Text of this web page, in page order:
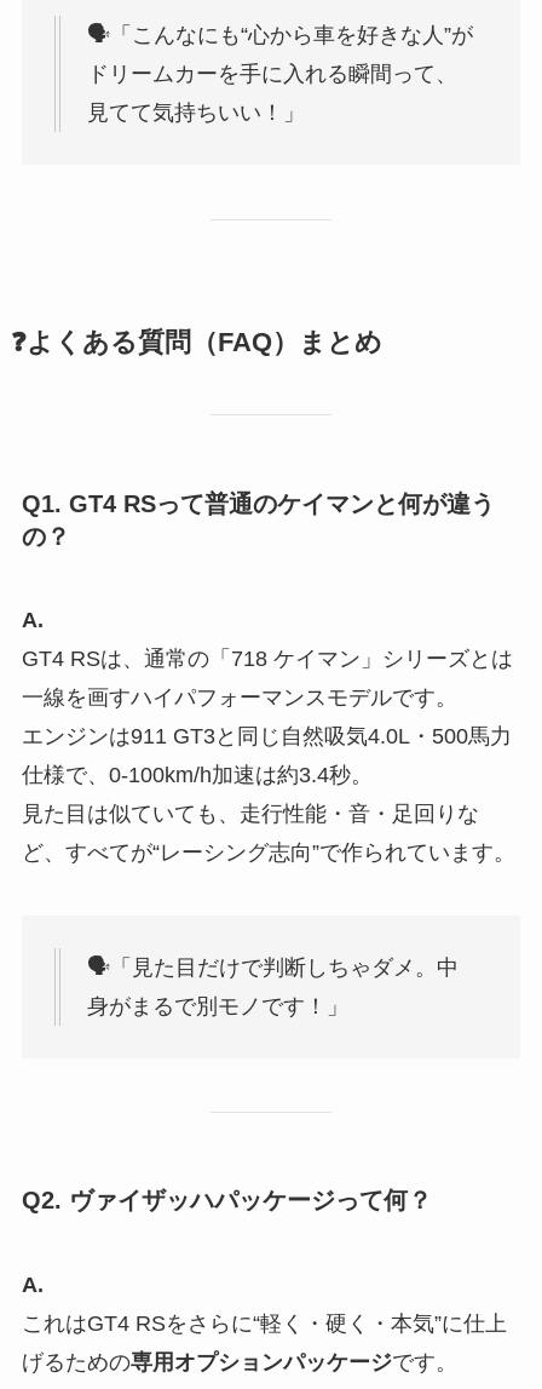
🗣「こんなにも“心から車を好きな人”が
ドリームカーを手に入れる瞬間って、
見てて気持ちいい！」
❓よくある質問（FAQ）まとめ
Q1. GT4 RSって普通のケイマンと何が違う
の？
A.
GT4 RSは、通常の「718 ケイマン」シリーズとは
一線を画すハイパフォーマンスモデルです。
エンジンは911 GT3と同じ自然吸気4.0L・500馬力
仕様で、0-100km/h加速は約3.4秒。
見た目は似ていても、走行性能・音・足回りな
ど、すべてが“レーシング志向”で作られています。
🗣「見た目だけで判断しちゃダメ。中
身がまるで別モノです！」
Q2. ヴァイザッハパッケージって何？
A.
これはGT4 RSをさらに“軽く・硬く・本気”に仕上
げるための専用オプションパッケージです。